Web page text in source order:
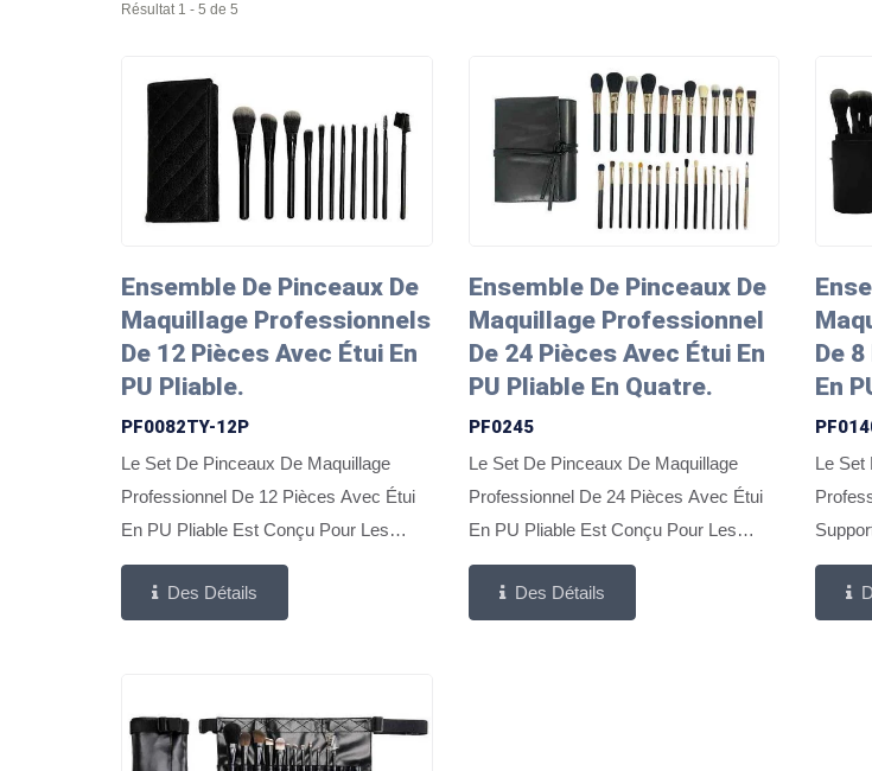
Résultat 1 - 5 de 5
Ensemble De Pinceaux De
Maquillage Professionnels
De 12 Pièces Avec Étui En
PU Pliable.
PF0082TY-12P
Le Set De Pinceaux De Maquillage
Professionnel De 12 Pièces Avec Étui
En PU Pliable Est Conçu Pour Les
Marques Ciblant Les Institutions De
Formation En Maquillage, Les Écoles
Des Détails
Ensemble De Pinceaux De
Maquillage Professionnel
De 24 Pièces Avec Étui En
PU Pliable En Quatre.
PF0245
Le Set De Pinceaux De Maquillage
Professionnel De 24 Pièces Avec Étui
En PU Pliable Est Conçu Pour Les
Marques Servant Des Maquilleurs
Professionnels Et Des Utilisateurs Haut
Des Détails
De
En
Le Set